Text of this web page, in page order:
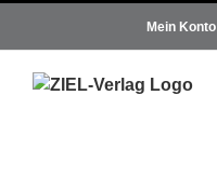
Mein Konto